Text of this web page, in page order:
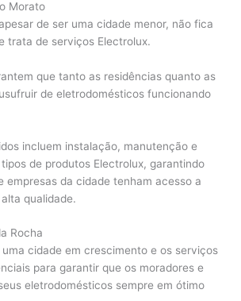
Morato
de ser uma cidade menor, não fica
trata de serviços Electrolux.
que tanto as residências quanto as
de eletrodomésticos funcionando
incluem instalação, manutenção e
de produtos Electrolux, garantindo
empresas da cidade tenham acesso a
qualidade.
Rocha
cidade em crescimento e os serviços
para garantir que os moradores e
eletrodomésticos sempre em ótimo